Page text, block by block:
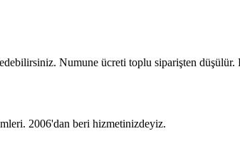
Numune ücreti toplu siparişten
2006'dan beri hizmetinizdeyiz.